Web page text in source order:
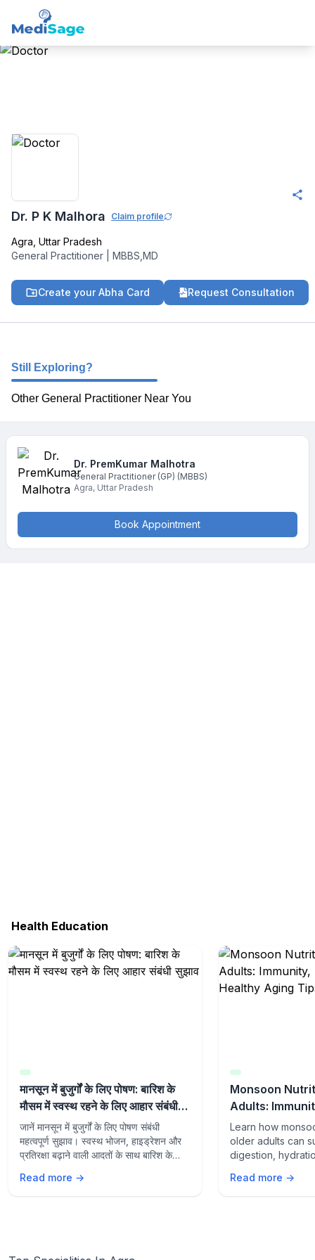
Dr. P K Malhora Claim profile
Agra Uttar Pradesh
General Practitioner
MBBS,MD
Create your Abha Card Request Consultation
Still Exploring?
Other General Practitioner Near You
Dr. PremKumar Malhotra
General Practitioner (GP) (MBBS)
Agra, Uttar Pradesh
Book Appointment
Health Education
मानसून में बुजुर्गों के लिए पोषण: बारिश के
मौसम में स्वस्थ रहने के लिए आहार संबंधी
सुझाव
जानें मानसून में बुजुर्गों के लिए पोषण संबंधी
महत्वपूर्ण सुझाव। स्वस्थ भोजन, हाइड्रेशन और
प्रतिरक्षा बढ़ाने वाली आदतों के साथ बारिश के
Read more →
Monsoon
Adults:
and Healthy
Learn how
older adults can
digestion,
lifestyle habits
Read more →